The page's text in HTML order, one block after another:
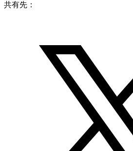
共有先：